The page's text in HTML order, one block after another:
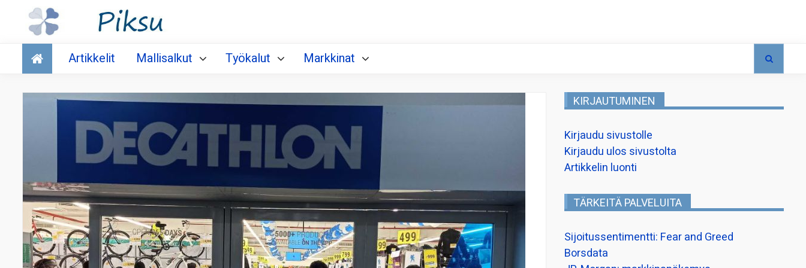
Talous
Artikkelit Mallisalkut Työkalut Markkinat
KIRJAUTUMINEN
Kirjaudu sivustolle
Kirjaudu ulos sivustolta
Artikkelin luonti
TÄRKEITÄ PALVELUITA
Sijoitussentimentti: Fear and Greed
Borsdata